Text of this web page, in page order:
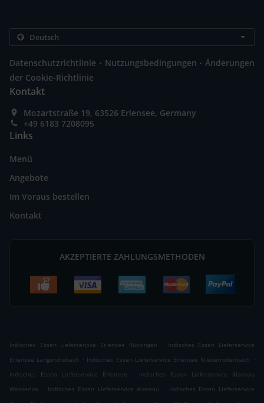
Datenschutzrichtlinie . Nutzungsbedingungen . Änderungen
der Cookie-Richtlinie
Kontakt
Mozartstraße 19, 63526 Erlensee, Germany
+49 6183 7208095
Links
Menü
Angebote
Im Voraus bestellen
Kontakt
AKZEPTIERTE ZAHLUNGSMETHODEN
Indisches Essen Lieferservice Erlensee Rückingen .
Indisches Essen Lieferservice
Erlensee Langendiebach . Indisches Essen Lieferservice Erlensee Niederrodenbach .
Indisches Essen Lieferservice Erlensee
.
Indisches Essen Lieferservice Alzenau
Wasserlos
. Indisches Essen Lieferservice Alzenau . Indisches Essen Lieferservice